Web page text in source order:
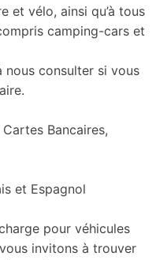
et vélo, ainsi qu’à tous
camping-cars et
nous consulter si vous
Bancaires,
et Espagnol
pour véhicules
invitons à trouver